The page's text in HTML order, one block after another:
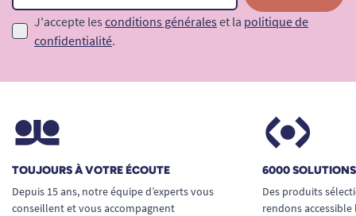
J'accepte les conditions générales et la politique de
confidentialité.
TOUJOURS À VOTRE ÉCOUTE
Depuis 15 ans, notre équipe d’experts vous
conseillent et vous accompagnent
6000
Des produits
rendons